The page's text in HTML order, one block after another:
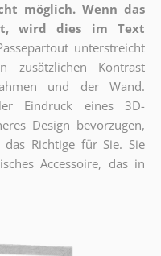
möglich. Wenn das
wird dies im Text
unterstreicht
zusätzlichen Kontrast
und der Wand.
Eindruck eines 3D-
Design bevorzugen,
Richtige für Sie. Sie
Accessoire, das in